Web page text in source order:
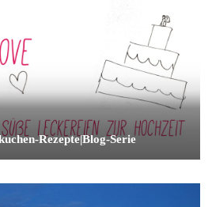
Rezepte|Blog-Serie